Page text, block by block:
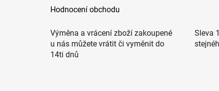
Hodnocení obchodu
Výměna a vrácení zboží zakoupené
u nás můžete vrátit či vyměnit do
14ti dnů
Sleva